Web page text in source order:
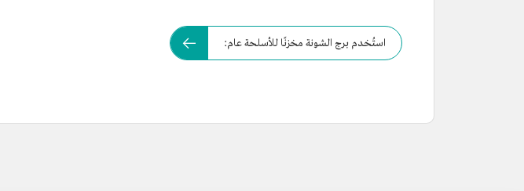
استُخدم برج الشونة مخزنًا للأسلحة عام: